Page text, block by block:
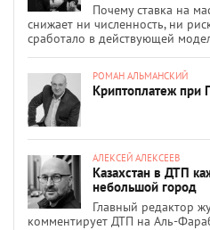
Почему ставка на
снижает ни численность, ни
сработало в действующей
РОМАН АЛЬМАНСКИЙ
Криптоплатеж при
АЛЕКСЕЙ АЛЕКСЕЕВ
Казахстан в ДТП
небольшой город
Главный редактор
комментирует ДТП на Аль-